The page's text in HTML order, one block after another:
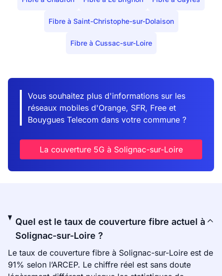
Fibre à Saint-Christophe-sur-Dolaison
Fibre à Cussac-sur-Loire
Vous souhaitez plus d'informations sur les
réseaux mobiles d'Orange, SFR, Free et
Bouygues Telecom dans votre commune ?
La couverture 5G à Solignac-sur-Loire
Quel est le taux de couverture fibre actuel à
Solignac-sur-Loire ?
Le taux de couverture fibre à Solignac-sur-Loire est de
91% selon l’ARCEP. Le chiffre réel est sans doute